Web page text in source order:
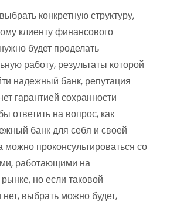
конкретную структуру,
клиенту финансового
будет проделать
работу, результаты которой
надежный банк, репутация
гарантией сохранности
ответить на вопрос, как
банк для себя и своей
можно проконсультироваться со
работающими на
но если таковой
выбрать можно будет,